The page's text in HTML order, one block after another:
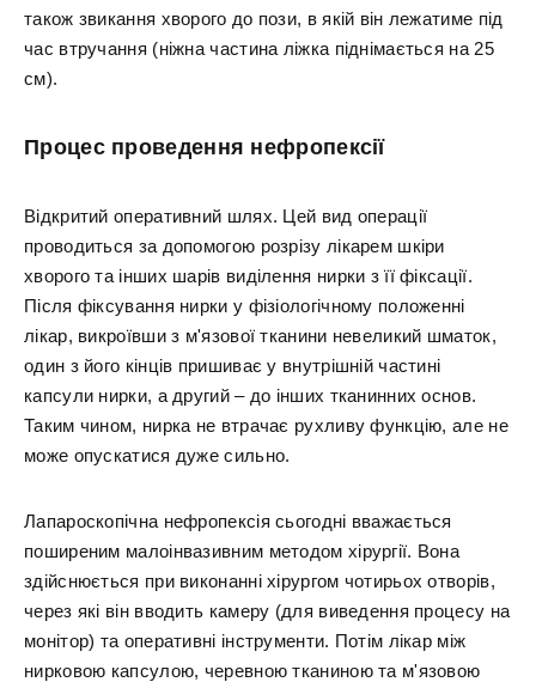
також звикання хворого до пози, в якій він лежатиме під
час втручання (ніжна частина ліжка піднімається на 25
см).
Процес проведення нефропексії
Відкритий оперативний шлях. Цей вид операції
проводиться за допомогою розрізу лікарем шкіри
хворого та інших шарів виділення нирки з її фіксації.
Після фіксування нирки у фізіологічному положенні
лікар, викроївши з м'язової тканини невеликий шматок,
один з його кінців пришиває у внутрішній частині
капсули нирки, а другий – до інших тканинних основ.
Таким чином, нирка не втрачає рухливу функцію, але не
може опускатися дуже сильно.
Лапароскопічна нефропексія сьогодні вважається
поширеним малоінвазивним методом хірургії. Вона
здійснюється при виконанні хірургом чотирьох отворів,
через які він вводить камеру (для виведення процесу на
монітор) та оперативні інструменти. Потім лікар між
нирковою капсулою, черевною тканиною та м'язовою